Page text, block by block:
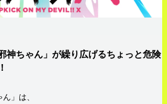
神ちゃん」が繰り広げるちょっと危険
」は、